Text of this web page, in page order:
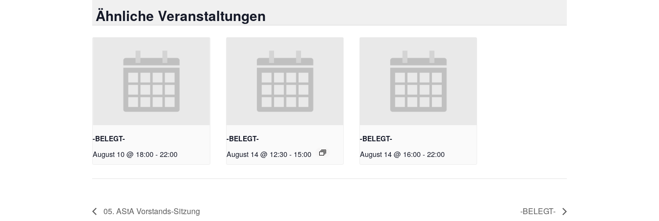
Ähnliche Veranstaltungen
-BELEGT-
August 10 @ 18:00 - 22:00
-BELEGT-
August 14 @ 12:30 - 15:00
-BELEGT-
August 14 @ 16:00 - 22:00
05. AStA Vorstands-Sitzung -BELEGT-